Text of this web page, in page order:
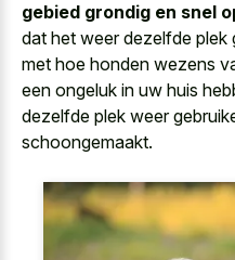
gebied grondig en snel
dat het weer dezelfde plek
met hoe honden wezens
een ongeluk in uw huis
dezelfde plek weer
schoongemaakt.